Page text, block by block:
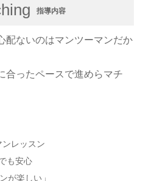
指導内容
配ないのはマンツーマンだか
合ったペースで進めらマチ
レッスン
も安心
が楽しい」